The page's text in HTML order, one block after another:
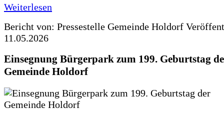
Weiterlesen
Bericht von: Pressestelle Gemeinde Holdorf
11.05.2026
Einsegnung Bürgerpark zum 199. Geburtstag
Gemeinde Holdorf